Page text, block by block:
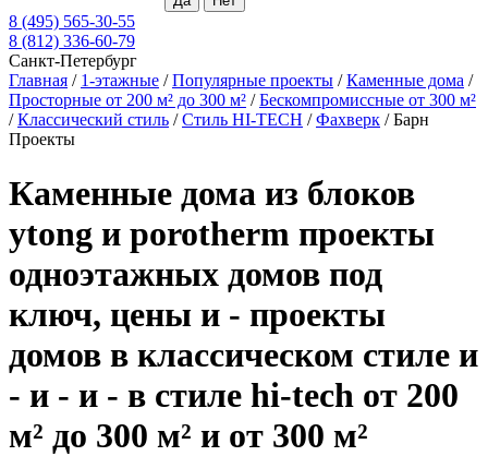
8 (495) 565-30-55
8 (812) 336-60-79
Санкт-Петербург
Главная / 1-этажные /Популярные проекты /Каменные дома /
Просторные от 200 м² до 300 м² /Бескомпромиссные от 300 м²
/Классический стиль /Стиль HI-TECH /Фахверк /Барн
Проекты
Каменные дома из блоков
ytong и porotherm проекты
одноэтажных домов под
ключ, цены и - проекты
домов в классическом стиле и
- и - и - в стиле hi-tech от 200
м² до 300 м² и от 300 м²